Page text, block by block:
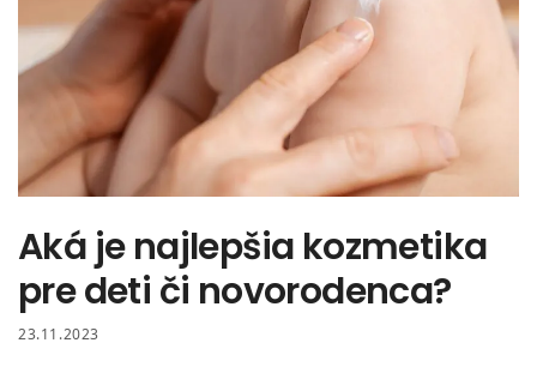
Aká je najlepšia kozmetika
pre deti či novorodenca?
23.11.2023